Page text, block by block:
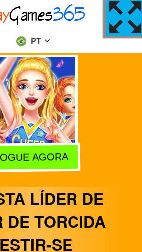
PT
AGORA
LÍDER DE
DE TORCIDA
SE